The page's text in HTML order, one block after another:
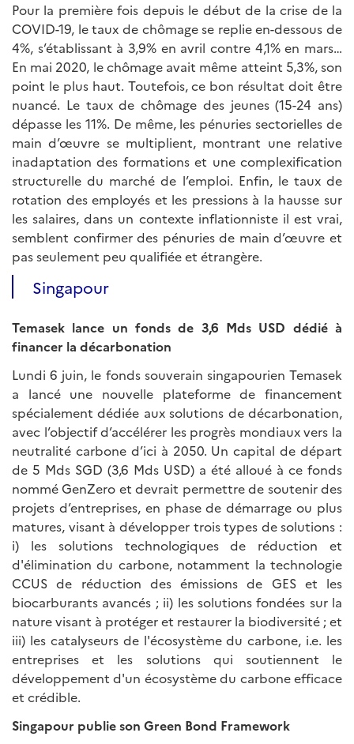
Pour la première fois depuis le début de la crise de la
COVID-19, le taux de chômage se replie en-dessous de
4%, s’établissant à 3,9% en avril contre 4,1% en mars…
En mai 2020, le chômage avait même atteint 5,3%, son
point le plus haut. Toutefois, ce bon résultat doit être
nuancé. Le taux de chômage des jeunes (15-24 ans)
dépasse les 11%. De même, les pénuries sectorielles de
main d’œuvre se multiplient, montrant une relative
inadaptation des formations et une complexification
structurelle du marché de l’emploi. Enfin, le taux de
rotation des employés et les pressions à la hausse sur
les salaires, dans un contexte inflationniste il est vrai,
semblent confirmer des pénuries de main d’œuvre et
pas seulement peu qualifiée et étrangère.
Singapour
Temasek lance un fonds de 3,6 Mds USD dédié à
financer la décarbonation
Lundi 6 juin, le fonds souverain singapourien Temasek
a lancé une nouvelle plateforme de financement
spécialement dédiée aux solutions de décarbonation,
avec l’objectif d’accélérer les progrès mondiaux vers la
neutralité carbone d’ici à 2050. Un capital de départ
de 5 Mds SGD (3,6 Mds USD) a été alloué à ce fonds
nomméGenZero et devrait permettre de soutenir des
projets d’entreprises, en phase de démarrage ou plus
matures, visant à développer trois types de solutions :
i) les solutions technologiques de réduction et
d'élimination du carbone, notamment la technologie
CCUS de réduction des émissions de GES et les
biocarburants avancés ; ii) les solutions fondées sur la
nature visant à protéger et restaurer la biodiversité ; et
iii) les catalyseurs de l'écosystème du carbone, i.e. les
entreprises et les solutions qui soutiennent le
développement d'un écosystème du carbone efficace
et crédible.
Singapour publie son Green Bond Framework